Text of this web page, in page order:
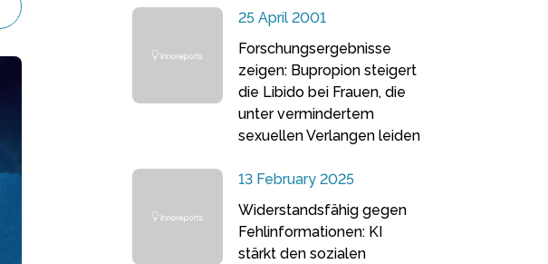
25 April 2001
Forschungsergebnisse
zeigen: Bupropion steigert
die Libido bei Frauen, die
unter vermindertem
sexuellen Verlangen leiden
13 February 2025
Widerstandsfähig gegen
Fehlinformationen: KI
stärkt den sozialen